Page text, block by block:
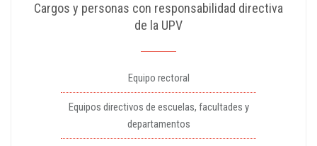
Cargos y personas con responsabilidad directiva
de la UPV
Equipo rectoral
Equipos directivos de escuelas, facultades y
departamentos